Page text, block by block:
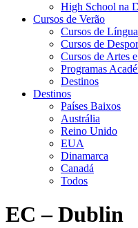
High School na
Cursos de Verão
Cursos de
Cursos de
Cursos de Artes
Programas
Destinos
Destinos
Países Baixos
Austrália
Reino Unido
EUA
Dinamarca
Canadá
Todos
EC – Dublin